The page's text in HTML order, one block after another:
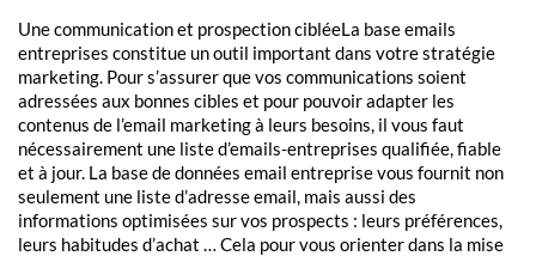
Une communication et prospection cibléeLa base emails
entreprises constitue un outil important dans votre stratégie
marketing. Pour s’assurer que vos communications soient
adressées aux bonnes cibles et pour pouvoir adapter les
contenus de l’email marketing à leurs besoins, il vous faut
nécessairement une liste d’emails-entreprises qualifiée, fiable
et à jour. La base de données email entreprise vous fournit non
seulement une liste d’adresse email, mais aussi des
informations optimisées sur vos prospects : leurs préférences,
leurs habitudes d’achat … Cela pour vous orienter dans la mise